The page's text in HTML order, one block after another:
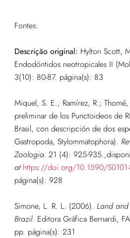
Fontes:
Descrição original: Hylton Scott,
Endodóntidos neotropicales II
3(10): 80-87. página(s): 83
Miquel, S. E.; Ramírez, R.;
preliminar de los Punctoideos de
Brasil, con descripción de dos
Gastropoda, Stylommatophora).
Zoologia. 21 (4): 925-935.
at https://doi.org/10.1590/
página(s): 928
Simone, L. R. L. (2006). Land and
Brazil. Editora Gráfica Bernardi,
pp. página(s): 231